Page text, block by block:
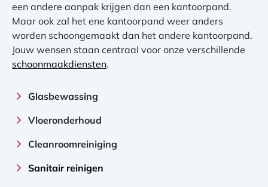
een andere aanpak krijgen dan een kantoorpand.
Maar ook zal het ene kantoorpand weer anders
worden schoongemaakt dan het andere kantoorpand.
Jouw wensen staan centraal voor onze verschillende
schoonmaakdiensten.
Glasbewassing
Vloeronderhoud
Cleanroomreiniging
Sanitair reinigen